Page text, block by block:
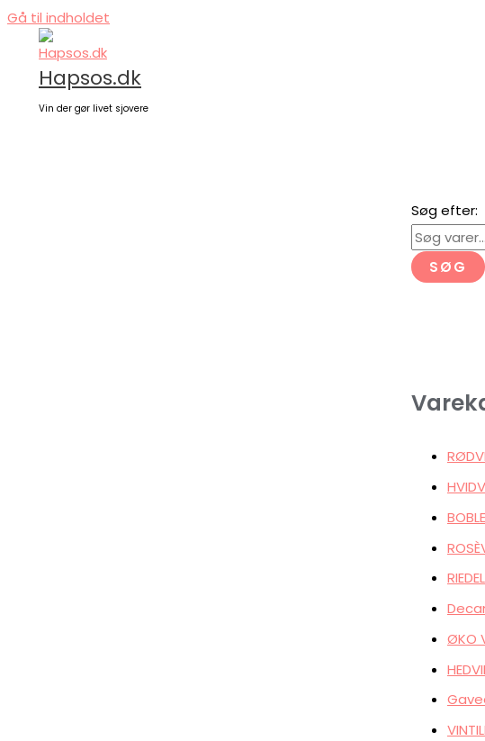
Gå til indholdet
Hapsos.dk
Vin der gør livet sjovere
Søg efter:
SØG
ØKO